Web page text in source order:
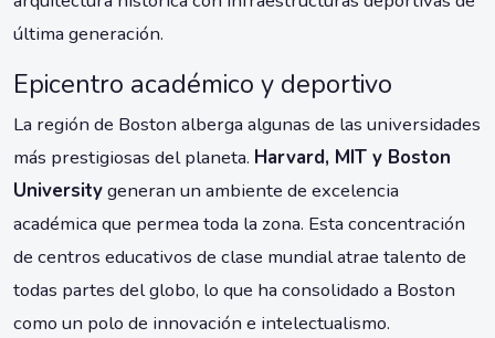
última generación.
Epicentro académico y deportivo
La región de Boston alberga algunas de las universidades
más prestigiosas del planeta. Harvard, MIT y Boston
Universitygeneran un ambiente de excelencia
académica que permea toda la zona. Esta concentración
de centros educativos de clase mundial atrae talento de
todas partes del globo, lo que ha consolidado a Boston
como un polo de innovación e intelectualismo.